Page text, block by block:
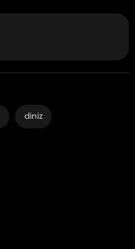
diniz